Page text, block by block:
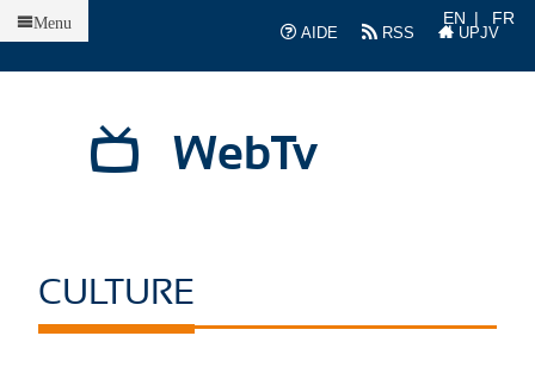
AIDE
RSS UPJV
EN FR
WebTv
Menu
CULTURE